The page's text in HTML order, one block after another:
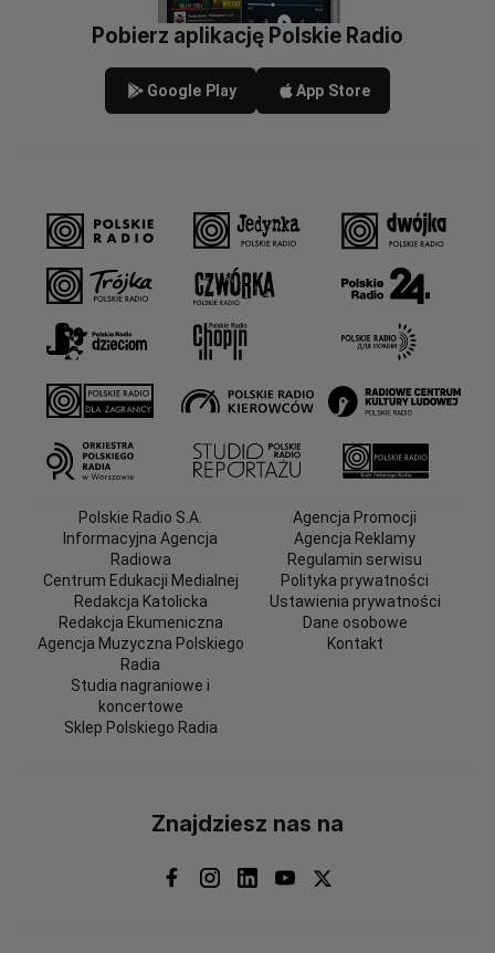
Pobierz aplikację Polskie Radio
Google Play App Store
Polskie Radio S.A.
Informacyjna Agencja
Radiowa
Centrum Edukacji Medialnej
Redakcja Katolicka
Redakcja Ekumeniczna
Agencja Muzyczna Polskiego
Radia
Studia nagraniowe i
koncertowe
Sklep Polskiego Radia
Agencja Promocji
Agencja Reklamy
Regulamin serwisu
Polityka prywatności
Ustawienia prywatności
Dane osobowe
Kontakt
Znajdziesz nas na